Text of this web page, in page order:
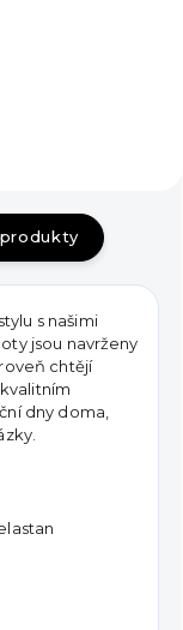
s našimi
jsou navrženy
chtějí
dny doma,